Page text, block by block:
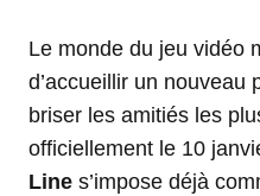
Le monde du jeu vidéo
d’accueillir un nouveau
briser les amitiés les
officiellement le 10
Line s’impose déjà